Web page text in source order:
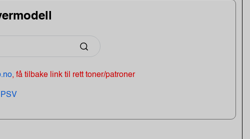
, få tilbake link til rett toner/patroner
PSV